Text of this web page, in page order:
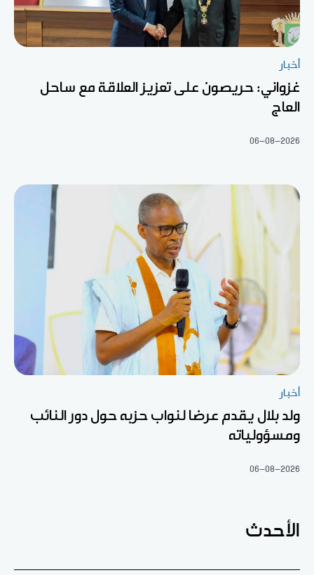
أخبار
غزواني: حريصون على تعزيز العلاقة مع ساحل
العاج
06-08-2026
أخبار
ولد بلال يقدم عرضا لنواب حزبه حول دور النائب
ومسؤولياته
06-08-2026
الأحدث